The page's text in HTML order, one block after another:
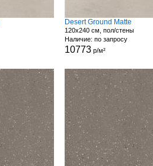
Desert Ground Matte
120x240 см, пол/стены
Наличие: по запросу
10773 р/м²